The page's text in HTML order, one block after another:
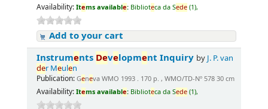
Availability: Items available: Biblioteca da Sede (1),
Add to your cart
Instruments Development Inquiry by J. P. van
der Meulen
Publication: Geneva WMO 1993 . 170 p. , WMO/TD-Nº 578 30 cm
Availability: Items available: Biblioteca da Sede (1),